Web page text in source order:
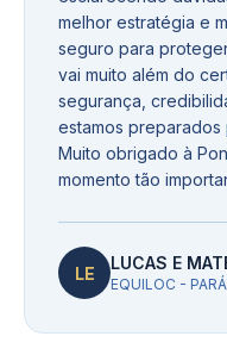
melhor estratégia e
seguro para
vai muito além do
segurança,
estamos
Muito obrigado à
momento tão
LE LUCAS E
EQUILOC -